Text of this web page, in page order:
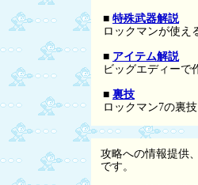
■ 特殊武器解説
ロックマンが使え
■ アイテム解説
ビッグエディーで
■ 裏技
ロックマン7の裏
攻略への情報提供
です。